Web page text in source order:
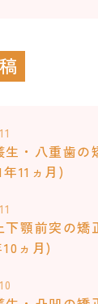
生・八重歯の
11ヵ月)
下顎前突の矯
ヵ月)